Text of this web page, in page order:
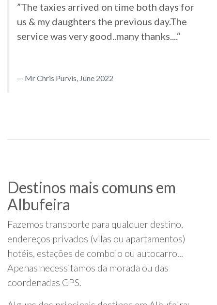
”The taxies arrived on time both days for
us & my daughters the previous day.The
service was very good..many thanks....“
Mr Chris Purvis, June 2022
Destinos mais comuns em
Albufeira
Fazemos transporte para qualquer destino,
endereços privados (vilas ou apartamentos)
hotéis, estações de comboio ou autocarro...
Apenas necessitamos da morada ou das
coordenadas GPS.